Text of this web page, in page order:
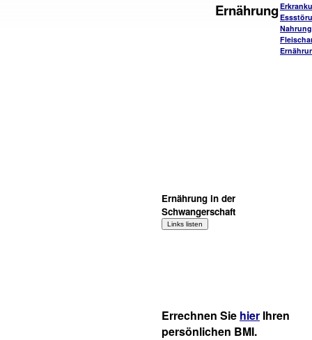
Ernährung
Ernährung in der
Schwangerschaft
Errechnen Sie hier Ihren
persönlichen BMI.